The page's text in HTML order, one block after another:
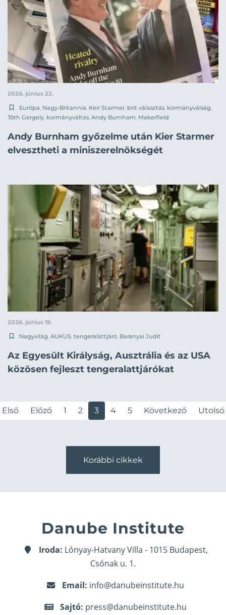
2026. június 22.
Európa Nagy-Britannia Keir Starmer brit választás kormányválság
Tóth Gergely kormányváltás Andy Burnham Makerfield
Andy Burnham győzelme után Kier Starmer
elvesztheti a miniszerelnökségét
2026. június 19.
Nagyvilág, AUKUS, tengeralattjáró, Baranyai Judit
Az Egyesült Királyság, Ausztrália és az USA
közösen fejleszt tengeralattjárókat
Első Előző 1 2 3 4 5 Következő Utolsó
Korábbi cikkek
Danube Institute
Iroda: Lónyay-Hatvany Villa - 1015 Budapest,
Csónak u. 1.
Email: info@danubeinstitute.hu
Sajtó: press@danubeinstitute.hu